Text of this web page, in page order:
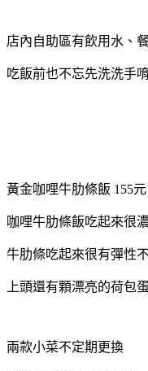
店內自助區有飲用水、
吃飯前也不忘先洗洗手
黃金咖哩牛肋條飯 155
咖哩牛肋條飯吃起來很
牛肋條吃起來很有彈性
上頭還有顆漂亮的荷包
兩款小菜不定期更換